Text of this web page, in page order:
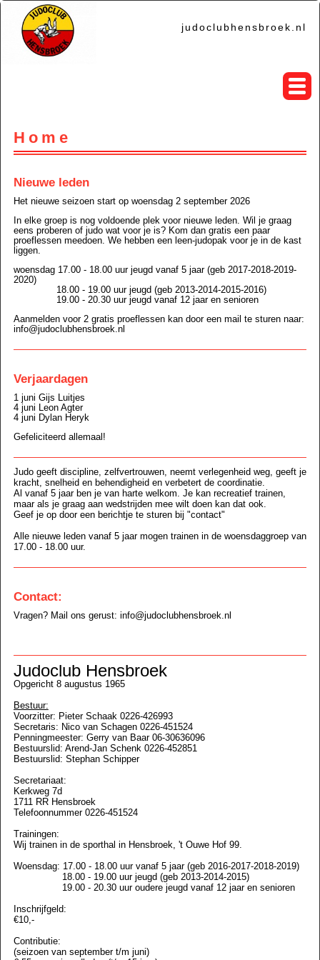
judoclubhensbroek.nl
Home
Nieuwe leden
Het nieuwe seizoen start op woensdag 2 september 2026
In elke groep is nog voldoende plek voor nieuwe leden. Wil je graag
eens proberen of judo wat voor je is? Kom dan gratis een paar
proeflessen meedoen. We hebben een leen-judopak voor je in de kast
liggen.
woensdag 17.00 - 18.00 uur jeugd vanaf 5 jaar (geb 2017-2018-2019-
2020)
18.00 - 19.00 uur jeugd (geb 2013-2014-2015-2016)
19.00 - 20.30 uur jeugd vanaf 12 jaar en senioren
Aanmelden voor 2 gratis proeflessen kan door een mail te sturen naar:
info@judoclubhensbroek.nl
Verjaardagen
1 juni Gijs Luitjes
4 juni Leon Agter
4 juni Dylan Heryk
Gefeliciteerd allemaal!
Judo geeft discipline, zelfvertrouwen, neemt verlegenheid weg, geeft je
kracht, snelheid en behendigheid en verbetert de coordinatie.
Al vanaf 5 jaar ben je van harte welkom. Je kan recreatief trainen,
maar als je graag aan wedstrijden mee wilt doen kan dat ook.
Geef je op door een berichtje te sturen bij "contact"
Alle nieuwe leden vanaf 5 jaar mogen trainen in de woensdaggroep van
17.00 - 18.00 uur.
Contact:
Vragen? Mail ons gerust: info@judoclubhensbroek.nl
Judoclub Hensbroek
Opgericht 8 augustus 1965
Bestuur:
Voorzitter: Pieter Schaak 0226-426993
Secretaris: Nico van Schagen 0226-451524
Penningmeester: Gerry van Baar 06-30636096
Bestuurslid: Arend-Jan Schenk 0226-452851
Bestuurslid: Stephan Schipper
Secretariaat:
Kerkweg 7d
1711 RR Hensbroek
Telefoonnummer 0226-451524
Trainingen:
Wij trainen in de sporthal in Hensbroek, 't Ouwe Hof 99.
Woensdag: 17.00 - 18.00 uur vanaf 5 jaar(geb 2016-2017-2018-2019)
18.00 - 19.00 uur jeugd (geb 2013-2014-2015)
19.00 - 20.30 uur oudere jeugd vanaf 12 jaar en senioren
Inschrijfgeld:
€10,-
Contributie:
(seizoen van september t/m juni)